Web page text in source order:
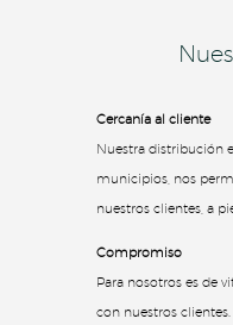
Cercanía al cliente
Nuestra distribución
municipios, nos
nuestros clientes, a
Compromiso
Para nosotros es de
con nuestros